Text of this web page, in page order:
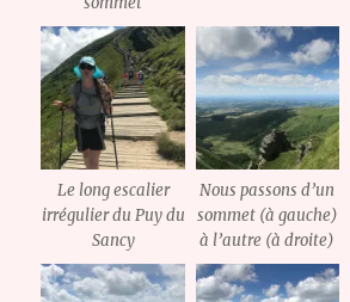
Le long escalier
irrégulier du Puy du
Sancy
Nous passons d’un
sommet (à gauche)
à l’autre (à droite)